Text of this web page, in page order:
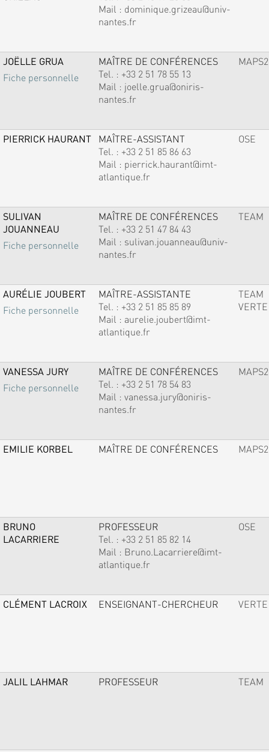
Mail : dominique.grizeau@univ-
nantes.fr
JOËLLE GRUA
Fiche personnelle
MAÎTRE DE CONFÉRENCES
Tel. : +33 2 51 78 55 13
Mail : joelle.grua@oniris-
nantes.fr
MAPS2
PIERRICK HAURANT
MAÎTRE-ASSISTANT
Tel. : +33 2 51 85 86 63
Mail : pierrick.haurant@imt-
atlantique.fr
OSE
SULIVAN
JOUANNEAU
Fiche personnelle
MAÎTRE DE CONFÉRENCES
Tel. : +33 2 51 47 84 43
Mail : sulivan.jouanneau@univ-
nantes.fr
TEAM
AURÉLIE JOUBERT
Fiche personnelle
MAÎTRE-ASSISTANTE
Tel. : +33 2 51 85 85 89
Mail : aurelie.joubert@imt-
atlantique.fr
TEAM
VERTE
VANESSA JURY
Fiche personnelle
MAÎTRE DE CONFÉRENCES
Tel. : +33 2 51 78 54 83
Mail : vanessa.jury@oniris-
nantes.fr
MAPS2
EMILIE KORBEL MAÎTRE DE CONFÉRENCES MAPS2
BRUNO
LACARRIERE
PROFESSEUR
Tel. : +33 2 51 85 82 14
Mail : Bruno.Lacarriere@imt-
atlantique.fr
OSE
CLÉMENT LACROIX ENSEIGNANT-CHERCHEUR VERTE
JALIL LAHMAR PROFESSEUR TEAM